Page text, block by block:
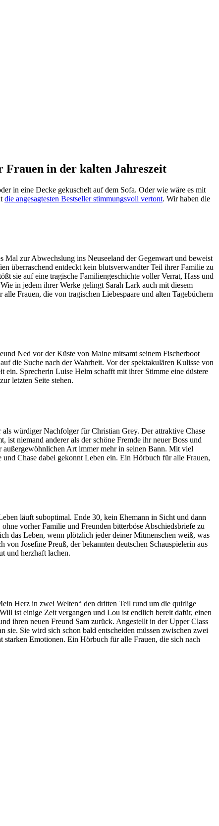
Frauen in der kalten Jahreszeit
in eine Decke gekuschelt auf dem Sofa. Oder wie wäre es mit
die angesagtesten Bestseller stimmungsvoll vertont. Wir haben die
Mal zur Abwechslung ins Neuseeland der Gegenwart und beweist
überraschend entdeckt kein blutsverwandter Teil ihrer Familie zu
sie auf eine tragische Familiengeschichte voller Verrat, Hass und
in jedem ihrer Werke gelingt Sarah Lark auch mit diesem
Frauen, die von tragischen Liebespaare und alten Tagebüchern
Ned vor der Küste von Maine mitsamt seinem Fischerboot
die Suche nach der Wahrheit. Vor der spektakulären Kulisse von
Sprecherin Luise Helm schafft mit ihrer Stimme eine düstere
letzten Seite stehen.
würdiger Nachfolger für Christian Grey. Der attraktive Chase
ist niemand anderer als der schöne Fremde ihr neuer Boss und
außergewöhnlichen Art immer mehr in seinen Bann. Mit viel
Chase dabei gekonnt Leben ein. Ein Hörbuch für alle Frauen,
läuft suboptimal. Ende 30, kein Ehemann in Sicht und dann
vorher Familie und Freunden bitterböse Abschiedsbriefe zu
das Leben, wenn plötzlich jeder deiner Mitmenschen weiß, was
Josefine Preuß, der bekannten deutschen Schauspielerin aus
und herzhaft lachen.
Herz in zwei Welten“ den dritten Teil rund um die quirlige
ist einige Zeit vergangen und Lou ist endlich bereit dafür, einen
ihren neuen Freund Sam zurück. Angestellt in der Upper Class
Sie wird sich schon bald entscheiden müssen zwischen zwei
Emotionen. Ein Hörbuch für alle Frauen, die sich nach